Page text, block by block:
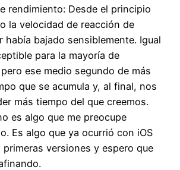
rendimiento: Desde el principio
la velocidad de reacción de
había bajado sensiblemente. Igual
para la mayoría de
ese medio segundo de más
que se acumula y, al final, nos
más tiempo del que creemos.
es algo que me preocupe
Es algo que ya ocurrió con iOS
primeras versiones y espero que